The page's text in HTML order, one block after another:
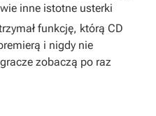
inne istotne usterki
funkcję, którą CD
i nigdy nie
zobaczą po raz